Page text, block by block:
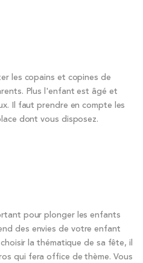
les copains et copines de
Plus l'enfant est âgé et
Il faut prendre en compte les
dont vous disposez.
pour plonger les enfants
des envies de votre enfant
la thématique de sa fête, il
qui fera office de thème. Vous